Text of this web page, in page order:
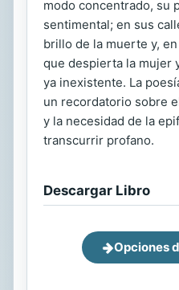
modo concentrado, su
sentimental; en sus
brillo de la muerte y,
que despierta la mujer
ya inexistente. La
un recordatorio sobre
y la necesidad de la
transcurrir profano.
Descargar Libro
Opciones